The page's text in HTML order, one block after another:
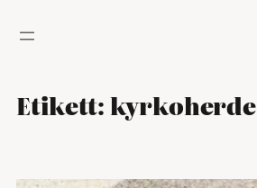
till
Etikett:kyrkoherde